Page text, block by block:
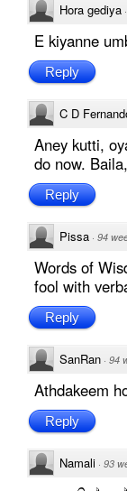
Hora gediya
E kiyanne
Reply
C D
Aney kutti,
do now.
Reply
Pissa · 94
Words of
fool with
Reply
SanRan · 94
Athdakeem
Reply
Namali · 93